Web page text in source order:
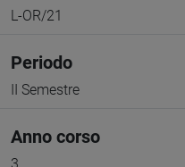
L-OR/21
Periodo
II Semestre
Anno corso